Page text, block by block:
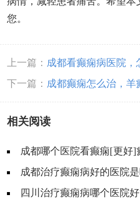
您。
上一篇： 成都看癫痫病医院，
痫患者的心理?
下一篇： 成都癫痫怎么治，羊
发的?
相关阅读
成都哪个医院看癫痫[更好]
发?成都治疗癫痫病好的医院
群有哪些?
四川治疗癫痫病哪个医院